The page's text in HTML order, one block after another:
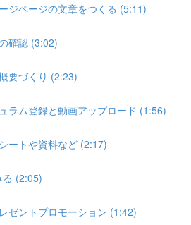
ジページの文章をつくる (5:11)
確認 (3:02)
要づくり (2:23)
ラム登録と動画アップロード (1:56)
ートや資料など (2:17)
る (2:05)
ゼントプロモーション (1:42)